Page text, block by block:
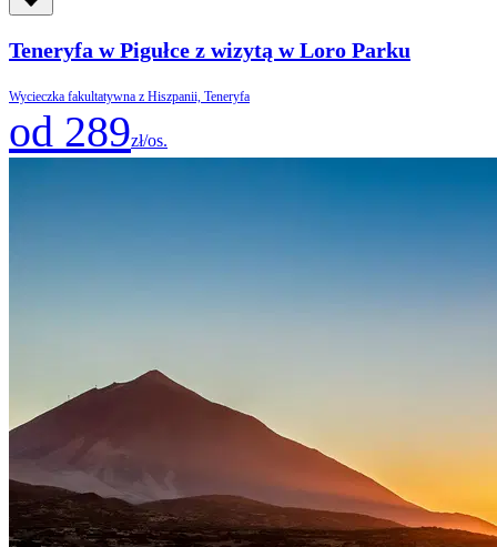
Teneryfa w Pigułce z wizytą w Loro Parku
Wycieczka fakultatywna z Hiszpanii, Teneryfa
od 289zł/os.